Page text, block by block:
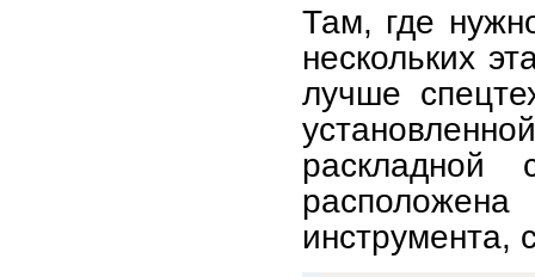
Там, где
нескольких
лучше
раскладной
инструмента,